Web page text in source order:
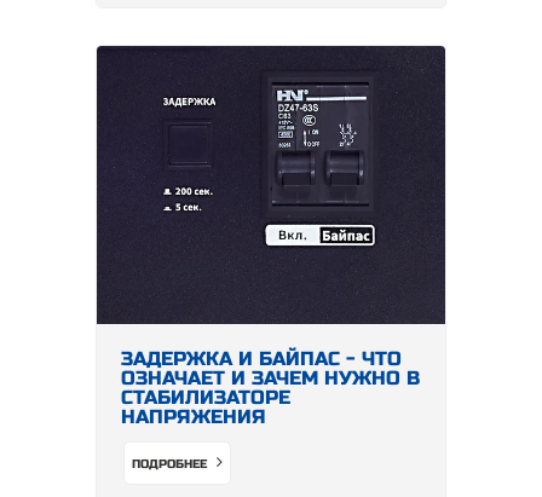
ЗАДЕРЖКА И БАЙПАС - ЧТО
ОЗНАЧАЕТ И ЗАЧЕМ НУЖНО В
СТАБИЛИЗАТОРЕ
НАПРЯЖЕНИЯ
ПОДРОБНЕЕ